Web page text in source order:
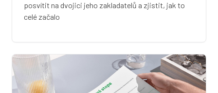
posvítit na dvojici jeho zakladatelů a zjistit, jak to
celé začalo